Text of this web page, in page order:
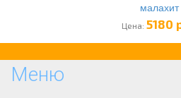
малахит
Цена: 5180
Меню